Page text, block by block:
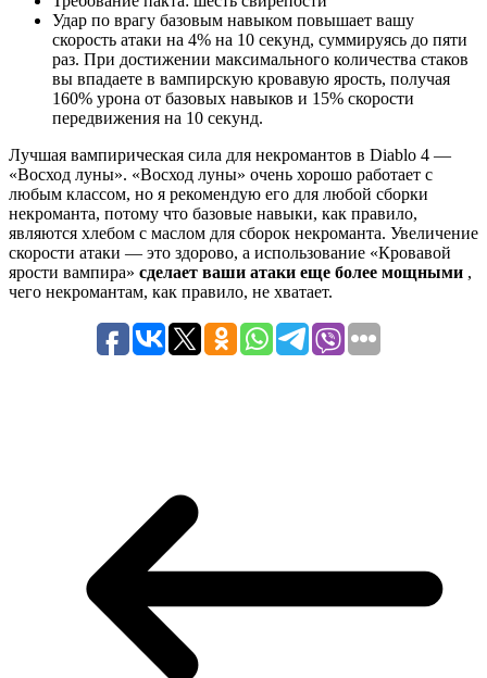
Удар по врагу базовым навыком повышает вашу
скорость атаки на 4% на 10 секунд, суммируясь до пяти
раз. При достижении максимального количества стаков
вы впадаете в вампирскую кровавую ярость, получая
160% урона от базовых навыков и 15% скорости
передвижения на 10 секунд.
Лучшая вампирическая сила для некромантов в Diablo 4 —
«Восход луны». «Восход луны» очень хорошо работает с
любым классом, но я рекомендую его для любой сборки
некроманта, потому что базовые навыки, как правило,
являются хлебом с маслом для сборок некроманта. Увеличение
скорости атаки — это здорово, а использование «Кровавой
ярости вампира» сделает ваши атаки еще более мощными ,
чего некромантам, как правило, не хватает.